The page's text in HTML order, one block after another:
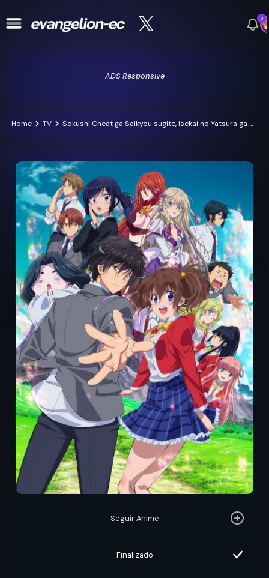
0
ADS Responsive
Home TV Sokushi Cheat ga Saikyou sugite, Isekai no Yatsura ga Marude Aite ni Naranai n desu ga.
Seguir Anime
Finalizado